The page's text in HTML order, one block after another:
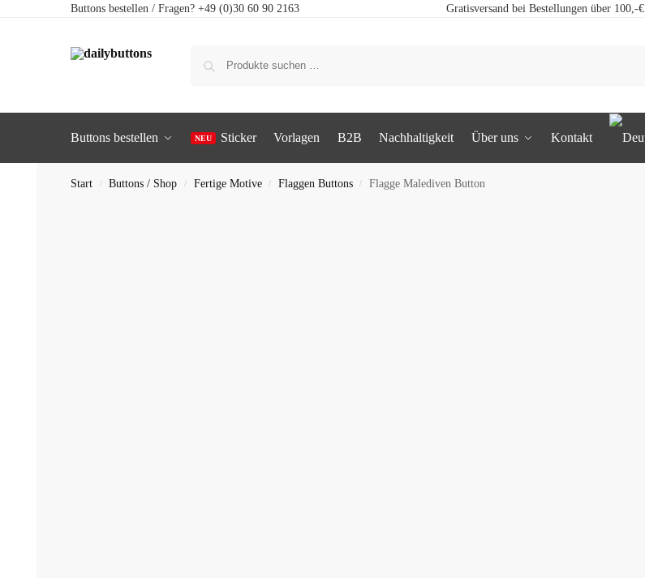
Buttons bestellen / Fragen? +49 (0)30 60 90 2163 Gratisversand bei Bestellungen über 100,-€
Buttons bestellen Sticker Vorlagen B2B Nachhaltigkeit Über uns Kontakt
Start / Buttons / Shop / Fertige Motive / Flaggen Buttons / Flagge Malediven Button